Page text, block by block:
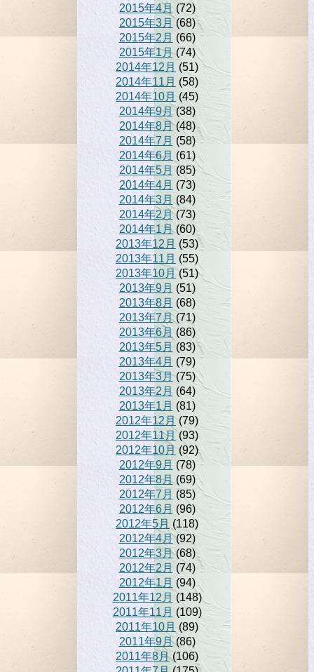
2015年4月(72)
2015年3月 (68)
2015年2月(66)
2015年1月(74)
2014年12月 (51)
2014年11月 (58)
2014年10月(45)
2014年9月(38)
2014年8月(48)
2014年7月(58)
2014年6月 (61)
2014年5月 (85)
2014年4月 (73)
2014年3月 (84)
2014年2月(73)
2014年1月(60)
2013年12月 (53)
2013年11月 (55)
2013年10月 (51)
2013年9月 (51)
2013年8月 (68)
2013年7月(71)
2013年6月(86)
2013年5月 (83)
2013年4月(79)
2013年3月(75)
2013年2月 (64)
2013年1月 (81)
2012年12月(79)
2012年11月(93)
2012年10月 (92)
2012年9月(78)
2012年8月(69)
2012年7月 (85)
2012年6月 (96)
2012年5月 (118)
2012年4月(92)
2012年3月(68)
2012年2月 (74)
2012年1月 (94)
2011年12月 (148)
2011年11月 (109)
2011年10月 (89)
2011年9月(86)
2011年8月(106)